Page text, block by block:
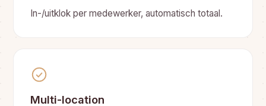
In-/uitklok per medewerker, automatisch totaal.
Multi-location